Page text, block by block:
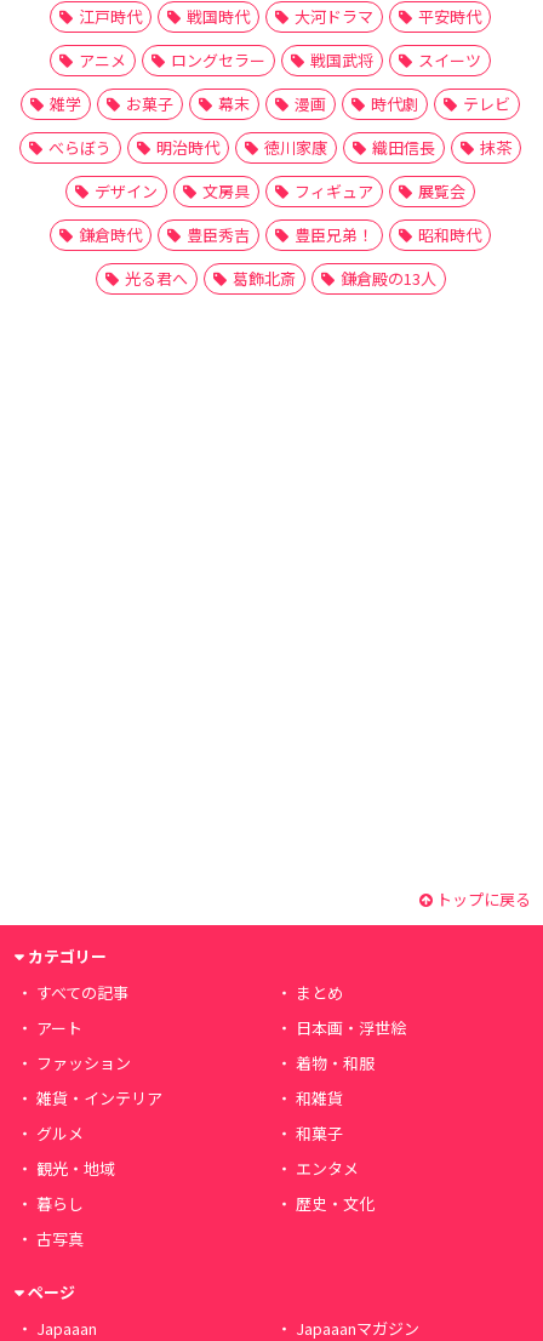
江戸時代 戦国時代 大河ドラマ
平安時代
アニメ
ロングセラー 戦国武将
スイーツ
雑学
お菓子 幕末 漫画 時代劇
テレビ
べらぼう
明治時代 徳川家康 織田信長
抹茶
デザイン
文房具 フィギュア
展覧会
鎌倉時代
豊臣秀吉 豊臣兄弟！
昭和時代
光る君へ
葛飾北斎 鎌倉殿の13人
トップに戻る
カテゴリー
すべての記事
まとめ
アート
日本画・浮世絵
ファッション
着物・和服
雑貨・インテリア
和雑貨
グルメ
和菓子
観光・地域
エンタメ
暮らし
歴史・文化
古写真
ページ
Japaaan
Japaaanマガジン